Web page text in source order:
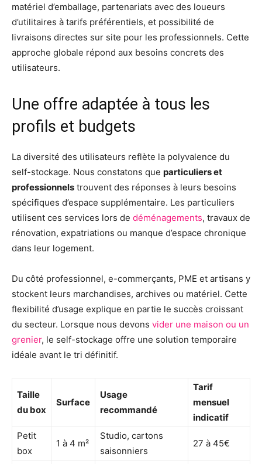
matériel d’emballage, partenariats avec des loueurs
d’utilitaires à tarifs préférentiels, et possibilité de
livraisons directes sur site pour les professionnels. Cette
approche globale répond aux besoins concrets des
utilisateurs.
Une offre adaptée à tous les
profils et budgets
La diversité des utilisateurs reflète la polyvalence du
self-stockage. Nous constatons que particuliers et
professionnels trouvent des réponses à leurs besoins
spécifiques d’espace supplémentaire. Les particuliers
utilisent ces services lors de déménagements, travaux de
rénovation, expatriations ou manque d’espace chronique
dans leur logement.
Du côté professionnel, e-commerçants, PME et artisans y
stockent leurs marchandises, archives ou matériel. Cette
flexibilité d’usage explique en partie le succès croissant
du secteur. Lorsque nous devons vider une maison ou un
grenier, le self-stockage offre une solution temporaire
idéale avant le tri définitif.
Taille
du box
Surface
Usage
recommandé
Tarif
mensuel
indicatif
Petit
box
1 à 4 m²
Studio, cartons
saisonniers
27 à 45€